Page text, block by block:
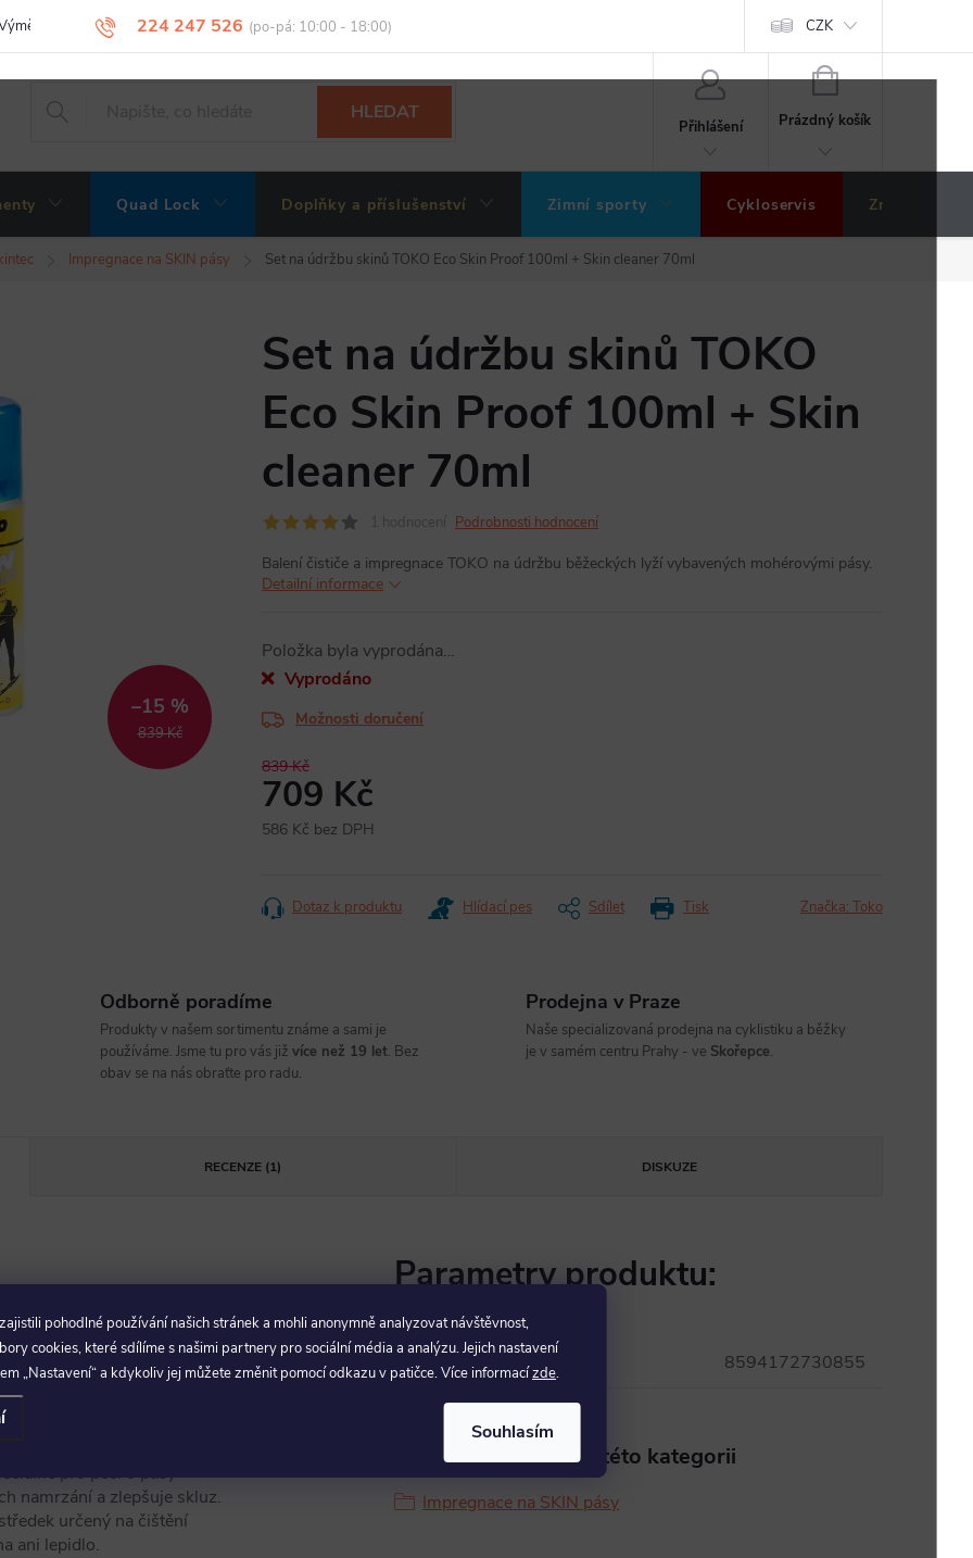
pohodlné používání našich stránek a mohli anonymně analyzovat návštěvnost,
cookies, které sdílíme s našimi partnery pro sociální média a analýzu. Jejich nastavení
„Nastavení“ a kdykoliv jej můžete změnit pomocí odkazu v patičce. Více informacízde.
Souhlasím
224 247 526
vrácení a reklamace zboží Obchodní podmínky Hodnocení obchodu CZK
HLEDAT
Přihlášení
NÁKUPNÍ
KOŠÍK
Prázdný košík
Quad Lock Doplňky a příslušenství Zimní sporty Cykloservis Značky
Impregnace na SKIN pásy Set na údržbu skinů TOKO Eco Skin Proof 100ml + Skin cleaner 70ml
839 Kč
–15 %
Set na údržbu skinů TOKO
Eco Skin Proof 100ml + Skin
cleaner 70ml
Podrobnosti hodnocení
Balení čističe a impregnace TOKO na údržbu běžeckých lyží vybavených mohérovými pásy.
Detailní informace
Položka byla vyprodána…
Vyprodáno
Možnosti doručení
839 Kč
709 Kč
586 Kč bez DPH
Tisk
Dotaz k produktu Hlídací pes Sdílet Značka: Toko
Odborně poradíme
Produkty v našem sortimentu známe a sami je
používáme. Jsme tu pro vás již více než 19 let. Bez
obav se na nás obraťte pro radu.
Prodejna v Praze
Naše specializovaná prodejna na cyklistiku a běžky
je v samém centru Prahy - ve Skořepce.
RECENZE (1) DISKUZE
lyží vybavených
pro péči o pásy
namrzání a zlepšuje skluz.
určený na čištění
ani lepidlo.
Parametry produktu:
EAN 8594172730855
Produkt naleznete v této kategorii
Impregnace na SKIN pásy